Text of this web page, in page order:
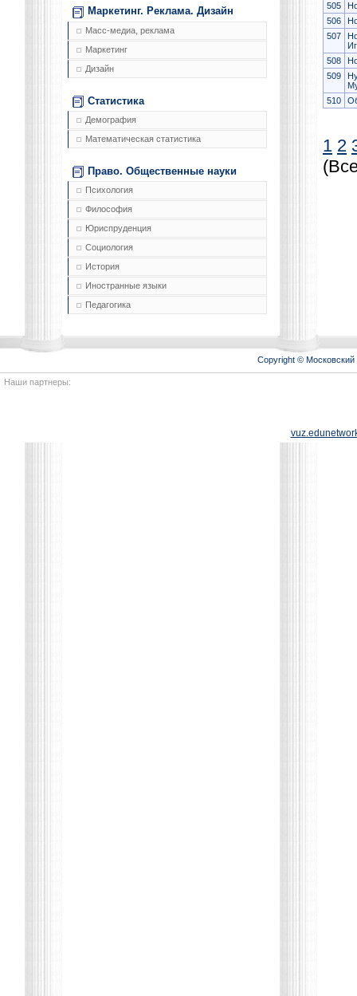
Маркетинг. Реклама. Дизайн
Масс-медиа, реклама
Маркетинг
Дизайн
Статистика
Демография
Математическая статистика
Право. Общественные науки
Психология
Философия
Юриспруденция
Социология
История
Иностранные языки
Педагогика
505
506
507
508
509
510
1 2
Copyright ©
Наши партнеры: